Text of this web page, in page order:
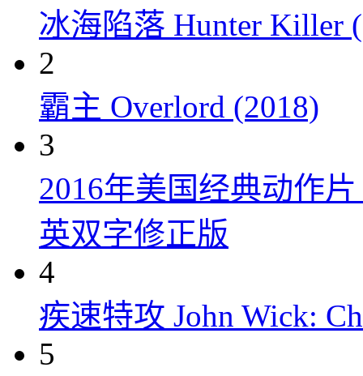
冰海陷落 Hunter Killer
2
霸主 Overlord (2018)
3
2016年美国经典动作
英双字修正版
4
疾速特攻 John Wick:
5